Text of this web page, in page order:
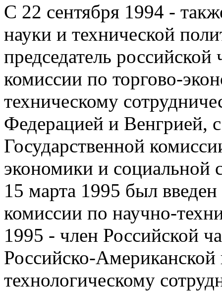
С 22 сентября 1994 -
науки и технической
председатель
комиссии по торгово-
техническому
Федерацией и Венгрией,
Государственной
экономики и социальной
15 марта 1995 был
комиссии по научно-
1995 - член Российской
Российско-
технологическому